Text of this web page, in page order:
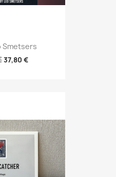
Smetsers
37,80 €